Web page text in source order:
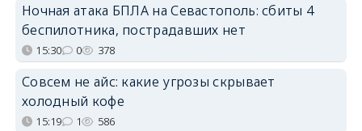
Ночная атака БПЛА на Севастополь: сбиты 4
беспилотника, пострадавших нет
15:30 0 378
Совсем не айс: какие угрозы скрывает
холодный кофе
15:19 1 586